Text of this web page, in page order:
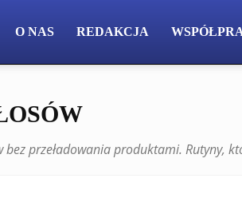
O NAS REDAKCJA
przeładowania produktami. Rutyny,